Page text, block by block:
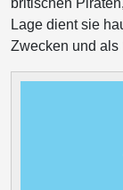
britischen
Lage dient sie
Zwecken und als